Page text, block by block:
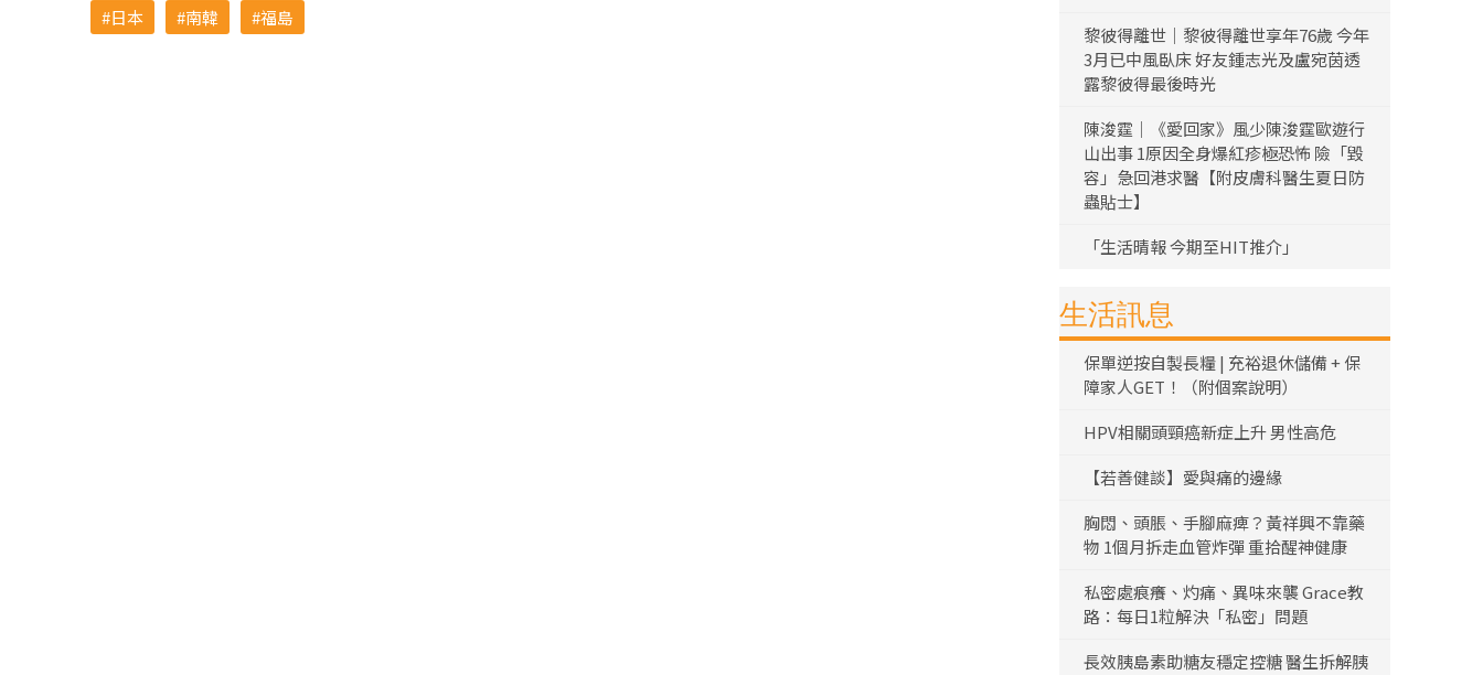
日本 南韓 福島
黎彼得離世｜黎彼得離世享年76歲 今年
3月已中風臥床 好友鍾志光及盧宛茵透
露黎彼得最後時光
陳浚霆｜《愛回家》風少陳浚霆歐遊行
山出事 1原因全身爆紅疹極恐怖 險「毀
容」急回港求醫【附皮膚科醫生夏日防
蟲貼士】
「生活晴報 今期至HIT推介」
生活訊息
保單逆按自製長糧 | 充裕退休儲備 + 保
障家人GET！（附個案說明）
HPV相關頭頸癌新症上升 男性高危
【若善健談】愛與痛的邊緣
胸悶、頭脹、手腳麻痺？黃祥興不靠藥
物 1個月拆走血管炸彈 重拾醒神健康
私密處痕癢、灼痛、異味來襲 Grace教
路：每日1粒解決「私密」問題
長效胰島素助糖友穩定控糖 醫生拆解胰